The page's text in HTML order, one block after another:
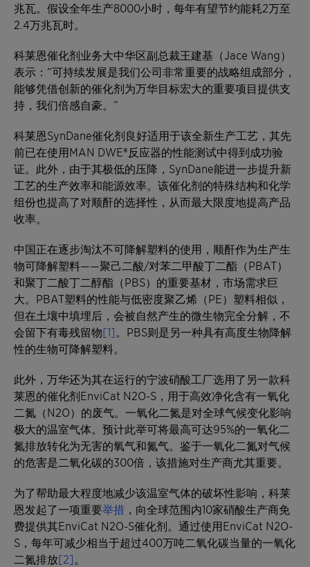
兆瓦。假设全年生产8000小时，每年有望节约能耗2万至
2.4万兆瓦时。
科莱恩催化剂业务大中华区副总裁王建基（Jace Wang）
表示：“可持续发展是我们公司非常重要的战略组成部分，
能够凭借创新的催化剂为万华目标宏大的重要项目提供支
持，我们倍感自豪。”
科莱恩SynDane催化剂良好适用于该全新生产工艺，其先
前已在使用MAN DWE®反应器的性能测试中得到成功验
证。此外，由于其极低的压降，SynDane能进一步提升新
工艺的生产效率和能源效率。该催化剂的特殊结构和化学
组份也提高了对顺酐的选择性，从而最大限度地提高产品
收率。
中国正在逐步淘汰不可降解塑料的使用，顺酐作为生产生
物可降解塑料——聚己二酸/对苯二甲酸丁二酯（PBAT）
和聚丁二酸丁二醇酯（PBS）的重要基材，市场需求巨
大。PBAT塑料的性能与低密度聚乙烯（PE）塑料相似，
但在土壤中填埋后，会被自然产生的微生物完全分解，不
会留下有毒残留物[1] 。PBS则是另一种具有高度生物降解
性的生物可降解塑料。
此外，万华还为其在运行的宁波硝酸工厂选用了另一款科
莱恩的催化剂EnviCat N2O-S，用于高效净化含有一氧化
二氮（N2O）的废气。一氧化二氮是对全球气候变化影响
极大的温室气体。预计此举可将最高可达95%的一氧化二
氮排放转化为无害的氧气和氮气。鉴于一氧化二氮对气候
的危害是二氧化碳的300倍，该措施对生产商尤其重要。
为了帮助最大程度地减少该温室气体的破坏性影响，科莱
恩发起了一项重要举措 ，向全球范围内10家硝酸生产商免
费提供其EnviCat N2O-S催化剂。通过使用EnviCat N2O-
S，每年可减少相当于超过400万吨二氧化碳当量的一氧化
二氮排放[2] 。